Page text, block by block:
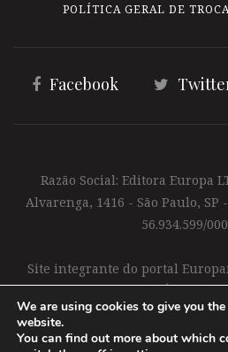
POLÍTICA GERAL DE
Facebook
Razão Social: Editora Europa
Alvarenga, 1416 - São Paulo, SP
56.934.599/
Site integrante do portal
Editora Europa Ltda. É
parcial do
We are using cookies to give you
website.
You can find out more about which